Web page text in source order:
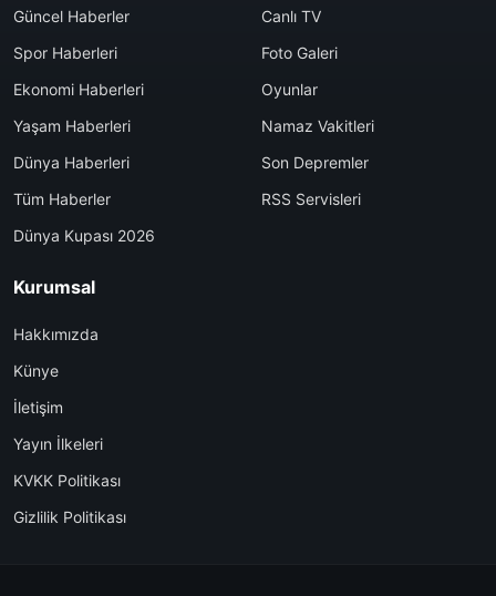
Güncel Haberler
Spor Haberleri
Ekonomi Haberleri
Yaşam Haberleri
Dünya Haberleri
Tüm Haberler
Dünya Kupası 2026
Canlı TV
Foto Galeri
Oyunlar
Namaz Vakitleri
Son Depremler
RSS Servisleri
Kurumsal
Hakkımızda
Künye
İletişim
Yayın İlkeleri
KVKK Politikası
Gizlilik Politikası